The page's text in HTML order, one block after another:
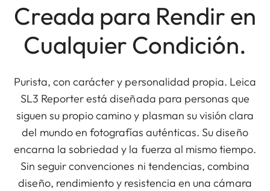
Creada para Rendir en
Cualquier Condición.
Purista, con carácter y personalidad propia. Leica
SL3 Reporter está diseñada para personas que
siguen su propio camino y plasman su visión clara
del mundo en fotografías auténticas. Su diseño
encarna la sobriedad y la fuerza al mismo tiempo.
Sin seguir convenciones ni tendencias, combina
diseño, rendimiento y resistencia en una cámara